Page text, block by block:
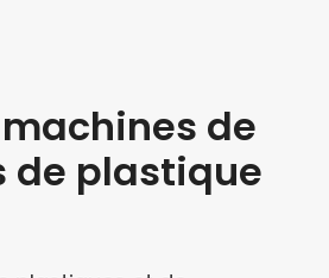
de
de plastique